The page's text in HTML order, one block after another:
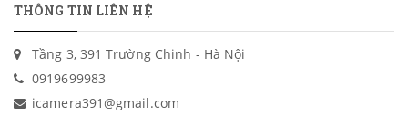
THÔNG TIN LIÊN HỆ
Tầng 3, 391 Trường Chinh - Hà Nội
0919699983
icamera391@gmail.com